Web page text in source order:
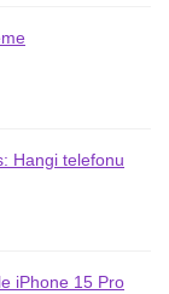
Hangi telefonu
iPhone 15 Pro